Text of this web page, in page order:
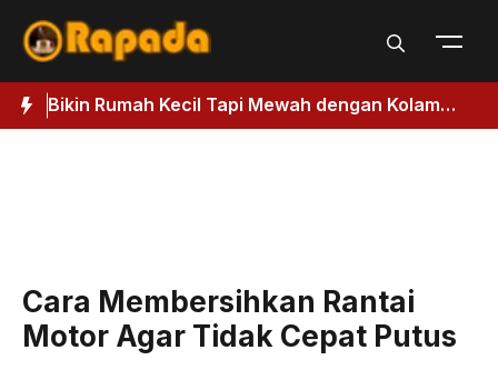
Bikin Rumah Kecil Tapi Mewah dengan Kolam
Renang, Ikuti Panduan Membuatnya
Cara Membersihkan Rantai
Motor Agar Tidak Cepat Putus